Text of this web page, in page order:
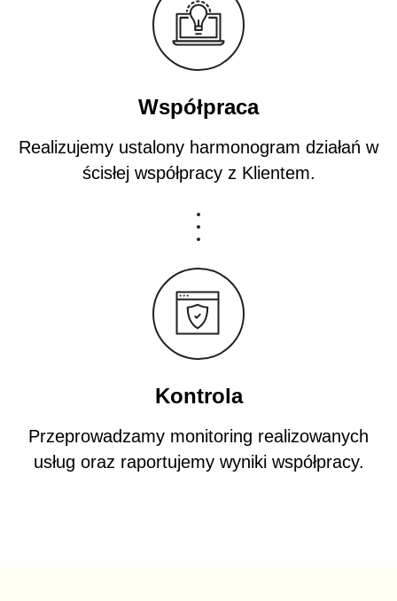
Współpraca
Realizujemy ustalony harmonogram działań w
ścisłej współpracy z Klientem.
Kontrola
Przeprowadzamy monitoring realizowanych
usług oraz raportujemy wyniki współpracy.